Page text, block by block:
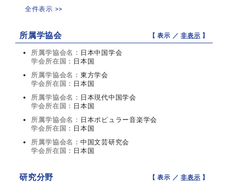
全件表示 >>
所属学協会 【 表示 ／非表示 】
所属学協会名： 日本中国学会
学会所在国： 日本国
所属学協会名： 東方学会
学会所在国： 日本国
所属学協会名： 日本現代中国学会
学会所在国： 日本国
所属学協会名： 日本ポピュラー音楽学会
学会所在国： 日本国
所属学協会名： 中国文芸研究会
学会所在国： 日本国
研究分野 【 表示 ／非表示 】